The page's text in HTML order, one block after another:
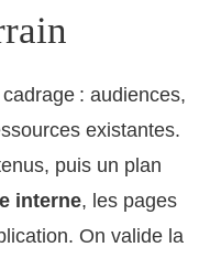
: audiences,
existantes.
puis un plan
interne, les pages
On valide la